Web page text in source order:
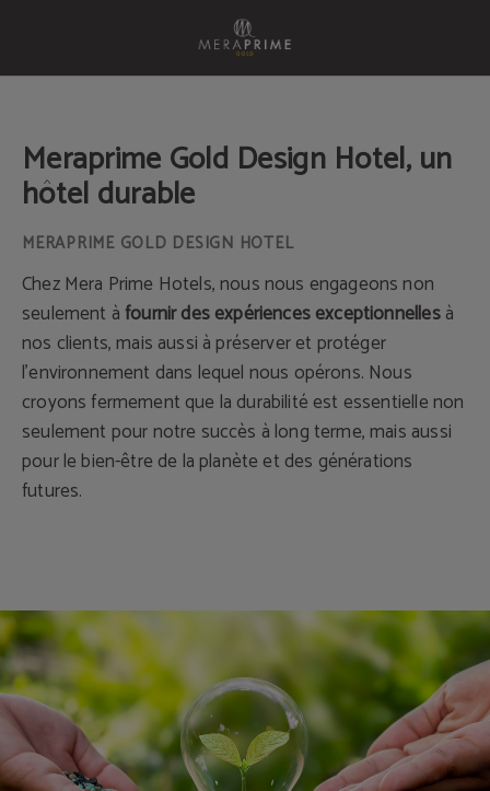
Meraprime Gold Design Hotel, un
hôtel durable
Chez Mera Prime Hotels, nous nous engageons non
seulement àfournir des expériences exceptionnellesà
nos clients, mais aussi à préserver et protéger
l'environnement dans lequel nous opérons. Nous
croyons fermement que la durabilité est essentielle non
seulement pour notre succès à long terme, mais aussi
pour le bien-être de la planète et des générations
futures.